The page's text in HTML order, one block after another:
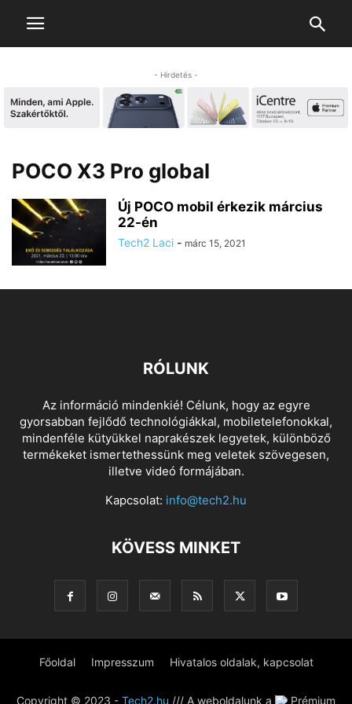
- Hirdetés -
POCO X3 Pro global
Új POCO mobil érkezik március
22-én
Tech2 Laci - márc 15, 2021
RÓLUNK
Az információ mindenkié! Célunk, hogy az egyre
gyorsabban fejlődő technológiákkal, mobiletelefonokkal,
mindenféle kütyükkel naprakészek legyetek, különböző
termékeket ismertethessünk meg veletek szövegesen,
illetve videó formájában.
Kapcsolat: info@tech2.hu
KÖVESS MINKET
Főoldal Impresszum Hivatalos oldalak, kapcsolat
Copyright © 2023 - Tech2.hu /// A weboldalunk a Prémium